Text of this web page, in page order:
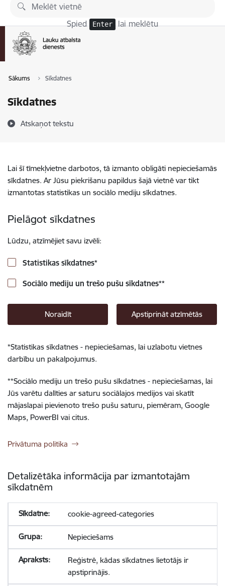
Pāriet uz lapas saturu
Spied Enter lai meklētu
Sākums Sīkdatnes
Sīkdatnes
Atskaņot tekstu
Lai šī tīmekļvietne darbotos, tā izmanto obligāti nepieciešamās
sīkdatnes. Ar Jūsu piekrišanu papildus šajā vietnē var tikt
izmantotas statistikas un sociālo mediju sīkdatnes.
Pielāgot sīkdatnes
Lūdzu, atzīmējiet savu izvēli:
Statistikas sīkdatnes*
Sociālo mediju un trešo pušu sīkdatnes**
Noraidīt Apstiprināt atzīmētās
*Statistikas sīkdatnes - nepieciešamas, lai uzlabotu vietnes
darbību un pakalpojumus.
**Sociālo mediju un trešo pušu sīkdatnes - nepieciešamas, lai
Jūs varētu dalīties ar saturu sociālajos medijos vai skatīt
mājaslapai pievienoto trešo pušu saturu, piemēram, Google
Maps, PowerBI vai citus.
Privātuma politika
Detalizētāka informācija par izmantotajām
sīkdatnēm
cookie-agreed-categories
Nepieciešams
Reģistrē, kādas sīkdatnes lietotājs ir
apstiprinājis.